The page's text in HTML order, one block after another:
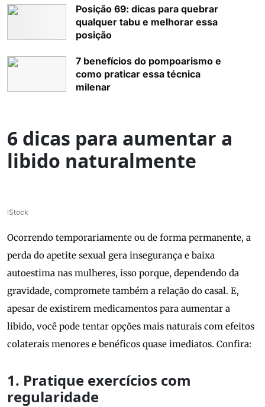
Posição 69: dicas para quebrar
qualquer tabu e melhorar essa
posição
7 benefícios do pompoarismo e
como praticar essa técnica
milenar
6 dicas para aumentar a
libido naturalmente
iStock
Ocorrendo temporariamente ou de forma permanente, a
perda do apetite sexual gera insegurança e baixa
autoestima nas mulheres, isso porque, dependendo da
gravidade, compromete também a relação do casal. E,
apesar de existirem medicamentos para aumentar a
libido, você pode tentar opções mais naturais com efeitos
colaterais menores e benéficos quase imediatos. Confira:
1. Pratique exercícios com
regularidade